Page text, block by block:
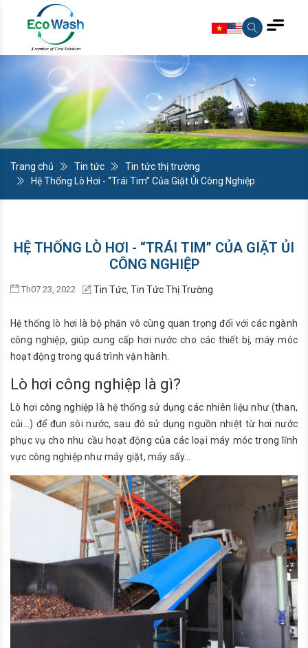
Trang chủ Tin tức
Tin tức thị trường
Hệ Thống Lò Hơi - “Trái Tim” Của Giặt Ủi Công Nghiệp
HỆ THỐNG LÒ HƠI - “TRÁI TIM” CỦA GIẶT ỦI
CÔNG NGHIỆP
Th07 23, 2022 Tin Tức Tin Tức Thị Trường
Hệ thống lò hơi là bộ phận vô cùng quan trọng đối với các ngành
công nghiệp, giúp cung cấp hơi nước cho các thiết bị, máy móc
hoạt động trong quá trình vận hành.
Lò hơi công nghiệp là gì?
Lò hơi công nghiệp là hệ thống sử dụng các nhiên liệu như (than,
củi…) để đun sôi nước, sau đó sử dụng nguồn nhiệt từ hơi nước
phục vụ cho nhu cầu hoạt động của các loại máy móc trong lĩnh
vực công nghiệp như máy giặt, máy sấy…